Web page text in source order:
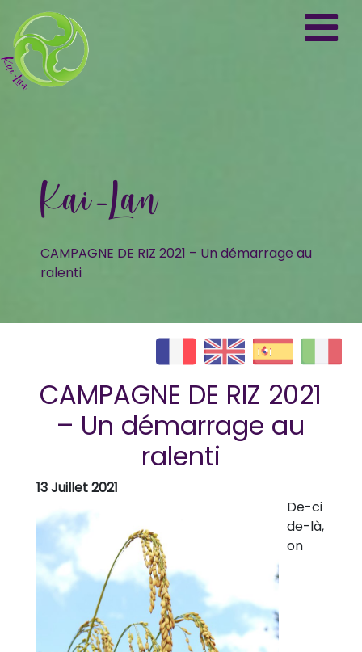
Kai-Lan
CAMPAGNE DE RIZ 2021 – Un démarrage au
ralenti
CAMPAGNE DE RIZ 2021
– Un démarrage au
ralenti
13 Juillet 2021
De-ci
de-là,
on